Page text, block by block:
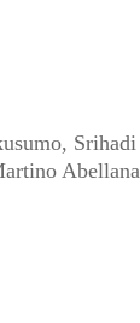
Srihadi